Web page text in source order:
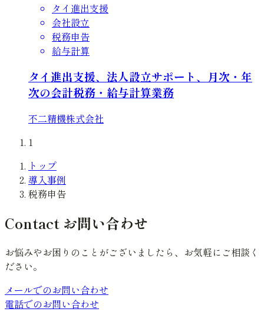
タイ進出支援
会社設立
税務申告
給与計算
タイ進出支援、法人設立サポート、月次・年
次の会計税務・給与計算業務
不二精機株式会社
1
トップ
導入事例
税務申告
Contact お問い合わせ
お悩みやお困りのことがございましたら、お気軽にご相談く
ださい。
メールでのお問い合わせ
電話でのお問い合わせ